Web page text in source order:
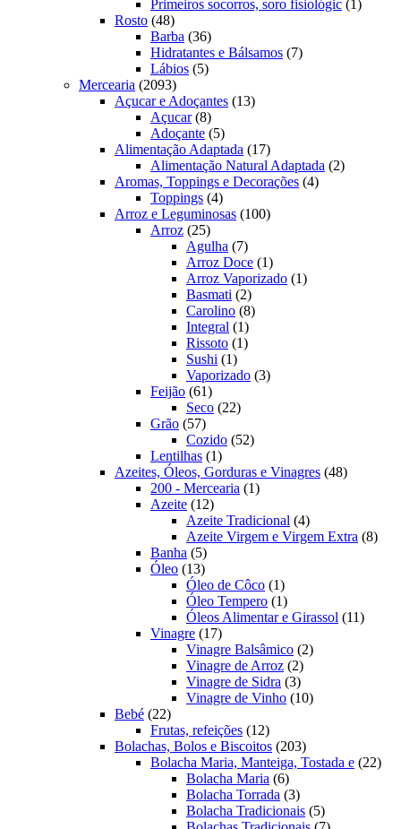
produtos
Primeiros socorros, soro fisiológic 11
Rosto 4848
produtos
Barba 3636
produtos
Hidratantes e Bálsamos 77
Lábios 55
Mercearia 20932093
produtos
Açucar e Adoçantes 1313
Açucar 88
produtos
Adoçante 55
produtos
Alimentação Adaptada 1717
produtos
Alimentação Natural Adaptada 22
Aromas, Toppings e Decorações 44
Toppings 44
produtos
Arroz e Leguminosas 100100
Arroz 2525
produtos
Agulha 77
produtos
Arroz Doce 11
produto
Arroz Vaporizado 11
Basmati 22
produtos
Carolino 88
Integral 11
produto
Rissoto 11
Sushi 11
produto
Vaporizado 33
Feijão 6161
produtos
Seco 2222
Grão 5757
produtos
Cozido 5252
Lentilhas 11
produto
Azeites, Óleos, Gorduras e Vinagres 4848
200 - Mercearia 11
Azeite 1212
produtos
Azeite Tradicional 44
produtos
Azeite Virgem e Virgem Extra 88
Banha 55
produtos
Óleo 1313
produtos
Óleo de Côco 11
produto
Óleo Tempero 11
produto
Óleos Alimentar e Girassol 1111
Vinagre 1717
produtos
Vinagre Balsâmico 22
Vinagre de Arroz 22
produtos
Vinagre de Sidra 33
produtos
Vinagre de Vinho 1010
Bebé 2222
produtos
Frutas, refeições 1212
produtos
Bolachas, Bolos e Biscoitos 203203
produtos
Bolacha Maria, Manteiga, Tostada e 2222
Bolacha Maria 66
produtos
Bolacha Torrada 33
produtos
Bolacha Tradicionais 55